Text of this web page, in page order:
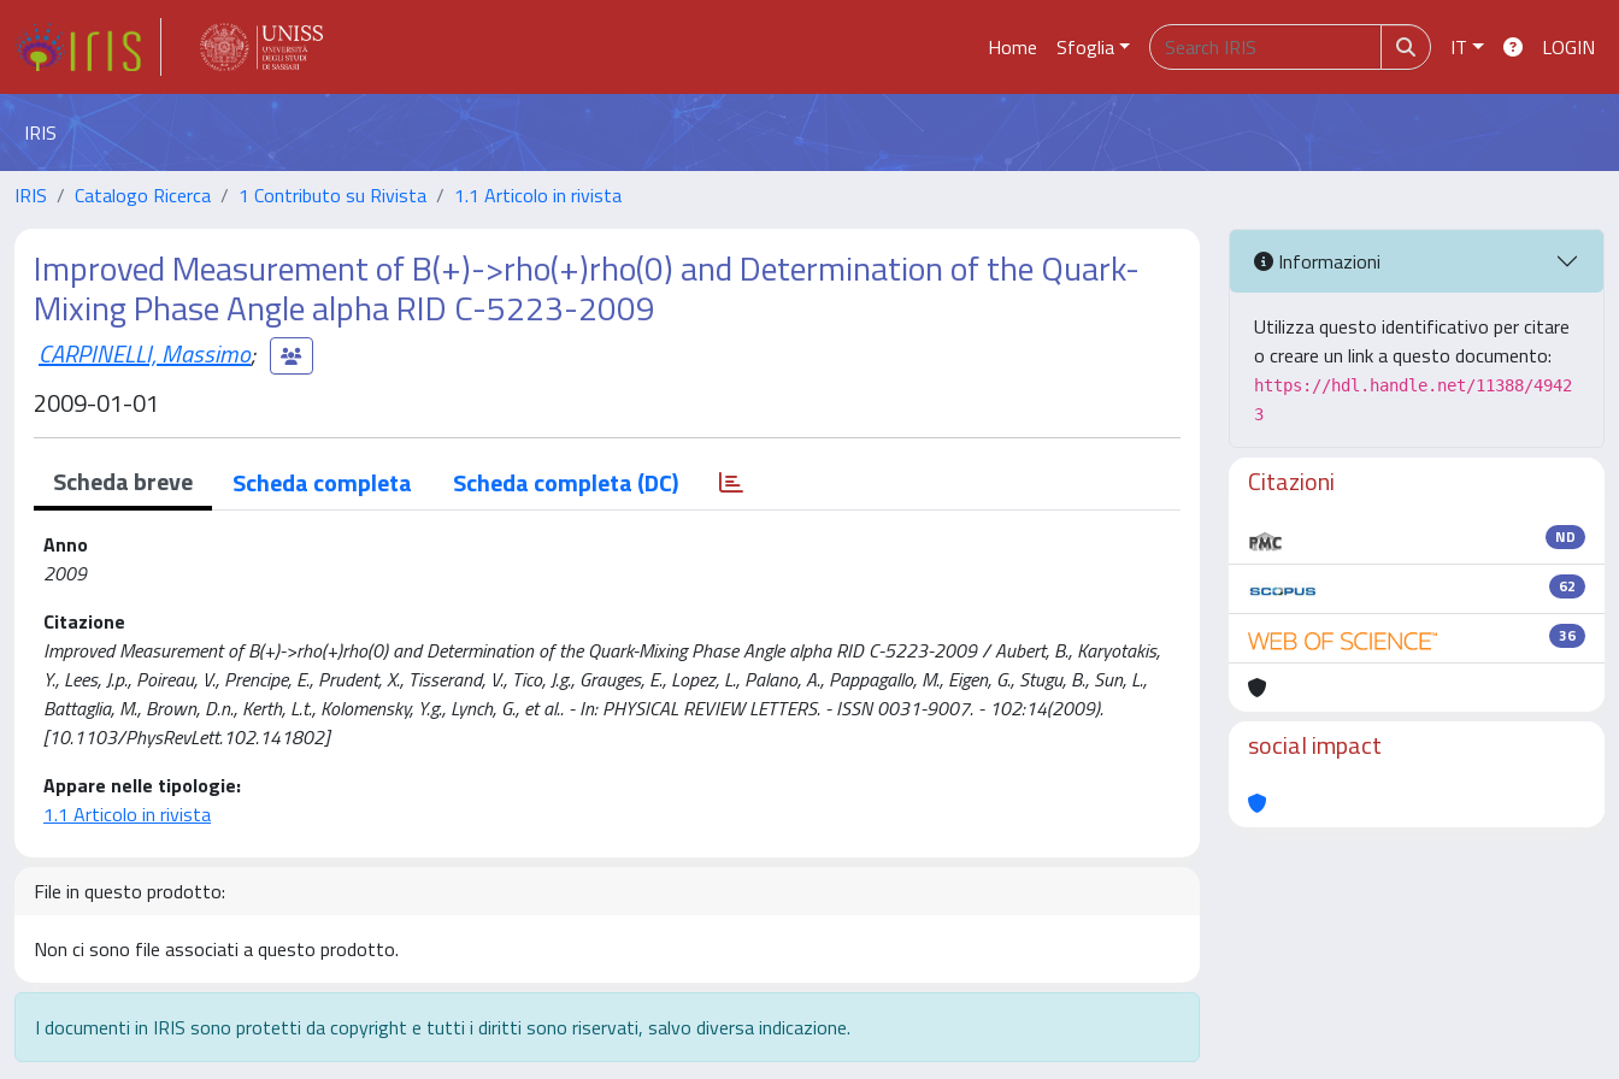
Home Sfoglia IT LOGIN
IRIS
IRIS Catalogo Ricerca 1 Contributo su Rivista 1.1 Articolo in rivista
Improved Measurement of B(+)->rho(+)rho(0) and Determination of the Quark-
Mixing Phase Angle alpha RID C-5223-2009
CARPINELLI, Massimo;
2009-01-01
Scheda breve Scheda completa Scheda completa (DC)
Anno
2009
Citazione
Improved Measurement of B(+)->rho(+)rho(0) and Determination of the Quark-Mixing Phase Angle alpha RID C-5223-2009 / Aubert, B., Karyotakis,
Y., Lees, J.p., Poireau, V., Prencipe, E., Prudent, X., Tisserand, V., Tico, J.g., Grauges, E., Lopez, L., Palano, A., Pappagallo, M., Eigen, G., Stugu, B., Sun, L.,
Battaglia, M., Brown, D.n., Kerth, L.t., Kolomensky, Y.g., Lynch, G., et al.. - In: PHYSICAL REVIEW LETTERS. - ISSN 0031-9007. - 102:14(2009).
[10.1103/PhysRevLett.102.141802]
Appare nelle tipologie:
1.1 Articolo in rivista
File in questo prodotto:
Non ci sono file associati a questo prodotto.
I documenti in IRIS sono protetti da copyright e tutti i diritti sono riservati, salvo diversa indicazione.
Informazioni
Utilizza questo identificativo per citare
o creare un link a questo documento:
https://hdl.handle.net/11388/4942
3
Citazioni
ND
62
36
social impact